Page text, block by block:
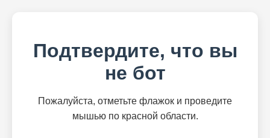
Подтвердите, что вы
не бот
Пожалуйста, отметьте флажок и проведите
мышью по красной области.